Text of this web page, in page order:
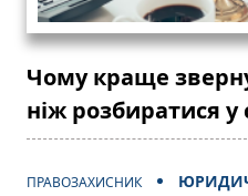
Чому краще
ніж розбиратися у
ПРАВОЗАХИСНИК